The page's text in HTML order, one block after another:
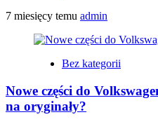
7 miesięcy temu admin
Bez kategorii
Nowe części do
na oryginały?